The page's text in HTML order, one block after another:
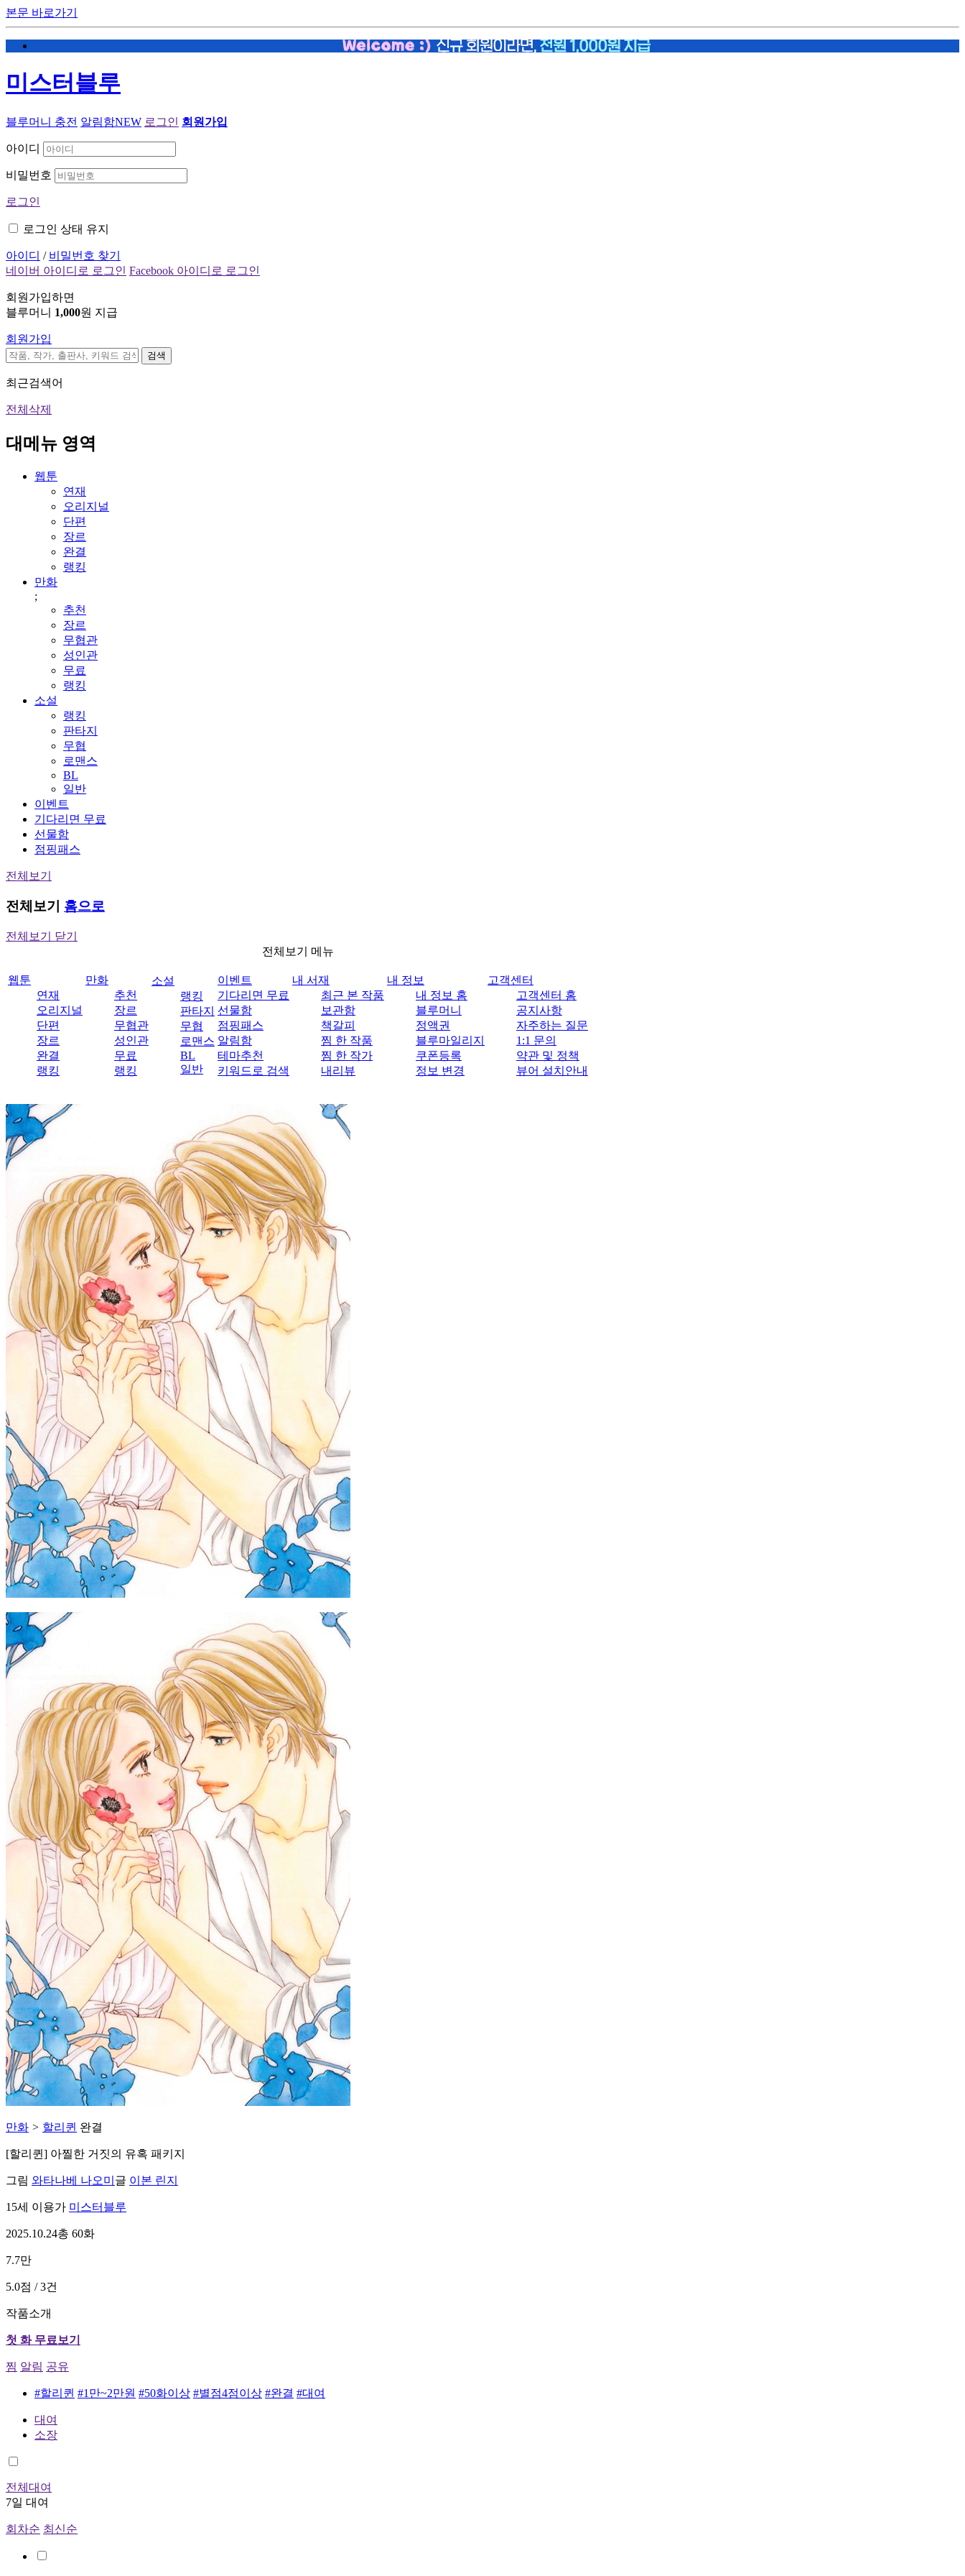
본문 바로가기
미스터블루
블루머니 충전 알림함NEW 로그인 회원가입
아이디
비밀번호
로그인
로그인 상태 유지
아이디 / 비밀번호 찾기
네이버 아이디로 로그인 Facebook 아이디로 로그인
회원가입하면
블루머니 1,000원 지급
회원가입
검색
최근검색어
전체삭제
대메뉴 영역
웹툰
연재
오리지널
단편
장르
완결
랭킹
만화
;
추천
장르
무협관
성인관
무료
랭킹
소설
랭킹
판타지
무협
로맨스
BL
일반
이벤트
기다리면 무료
선물함
점핑패스
전체보기
전체보기 홈으로
전체보기 닫기
전체보기 메뉴
웹툰
연재
오리지널
단편
장르
완결
랭킹
만화
추천
장르
무협관
성인관
무료
랭킹
소설
랭킹
판타지
무협
로맨스
BL
일반
이벤트
기다리면 무료
선물함
점핑패스
알림함
테마추천
키워드로 검색
내 서재
최근 본 작품
보관함
책갈피
찜 한 작품
찜 한 작가
내리뷰
내 정보
내 정보 홈
블루머니
정액권
블루마일리지
쿠폰등록
정보 변경
고객센터
고객센터 홈
공지사항
자주하는 질문
1:1 문의
약관 및 정책
뷰어 설치안내
만화 > 할리퀸 완결
[할리퀸] 아찔한 거짓의 유혹 패키지
그림 와타나베 나오미 글 이본 린지
15세 이용가 미스터블루
2025.10.24총 60화
7.7만
5.0점 / 3건
작품소개
첫 화 무료보기
찜 알림 공유
#할리퀸 #1만~2만원 #50화이상 #별점4점이상 #완결 #대여
대여
소장
전체대여
7일 대여
회차순 최신순